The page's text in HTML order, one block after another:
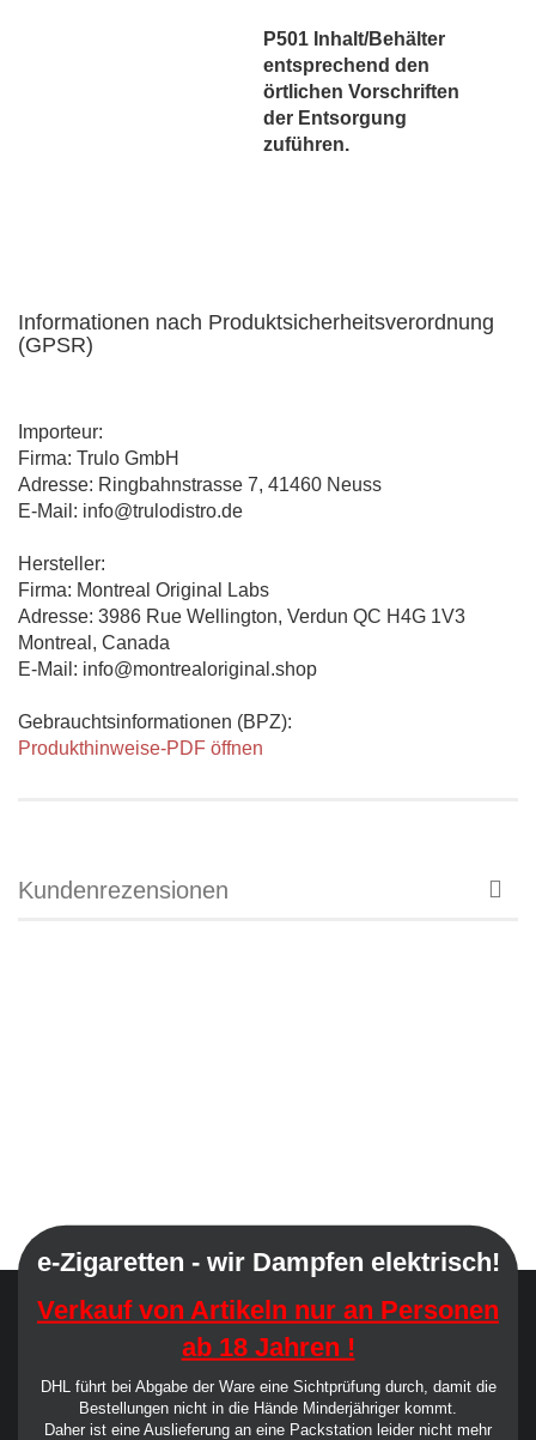
P501 Inhalt/Behälter
entsprechend den
örtlichen Vorschriften
der Entsorgung
zuführen.
Informationen nach Produktsicherheitsverordnung
(GPSR)
Importeur:
Firma: Trulo GmbH
Adresse: Ringbahnstrasse 7, 41460 Neuss
E-Mail: info@trulodistro.de
Hersteller:
Firma: Montreal Original Labs
Adresse: 3986 Rue Wellington, Verdun QC H4G 1V3
Montreal, Canada
E-Mail: info@montrealoriginal.shop
Gebrauchtsinformationen (BPZ):
Produkthinweise-PDF öffnen
Kundenrezensionen
e-Zigaretten - wir Dampfen elektrisch!
Verkauf von Artikeln nur an Personen
ab 18 Jahren !
DHL führt bei Abgabe der Ware eine Sichtprüfung durch, damit die
Bestellungen nicht in die Hände Minderjähriger kommt.
Daher ist eine Auslieferung an eine Packstation leider nicht mehr